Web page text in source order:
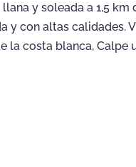
y soleada a 1,5 km
y con altas calidades.
la costa blanca, Calpe